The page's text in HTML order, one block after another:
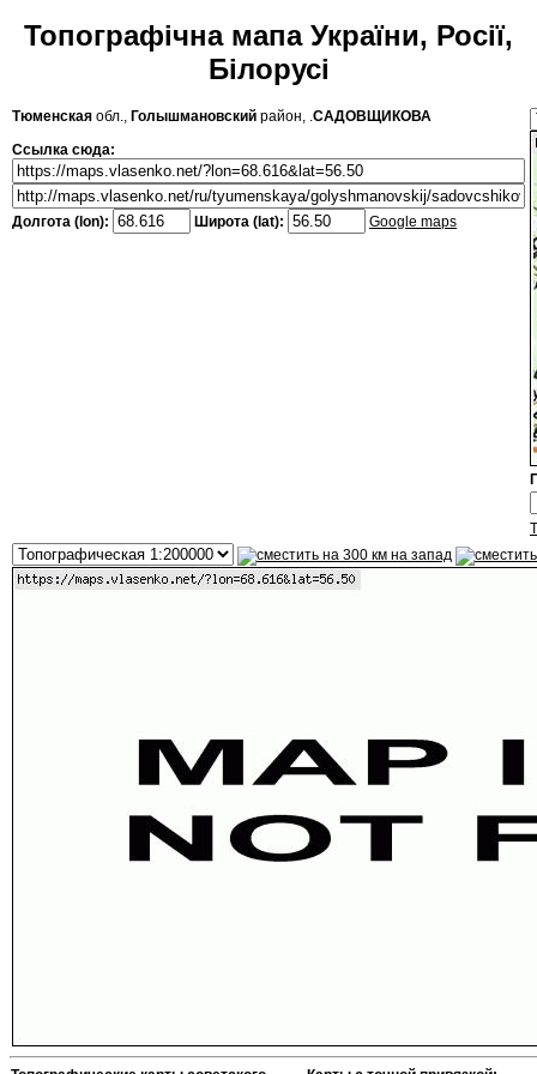
Топографічна мапа України, Росії,
Білорусі
Тюменская обл., Голышмановский район, .САДОВЩИКОВА
Ссылка сюда:
Долгота (lon): Широта (lat): Google maps